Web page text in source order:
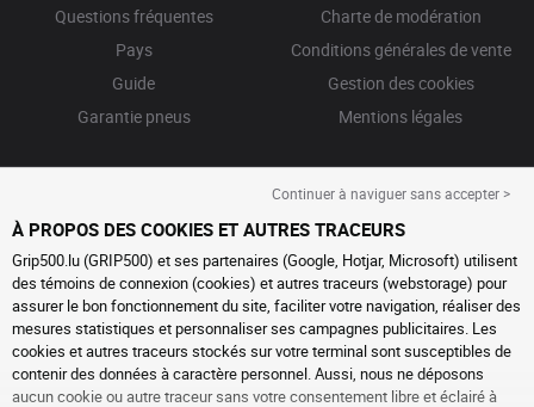
Questions fréquentes
Pays
Guide
Garantie pneus
Charte de modération
Conditions générales de vente
Gestion des cookies
Mentions légales
Continuer à naviguer sans accepter >
À PROPOS DES COOKIES ET AUTRES TRACEURS
Grip500.lu (GRIP500) et ses partenaires (Google, Hotjar, Microsoft) utilisent
des témoins de connexion (cookies) et autres traceurs (webstorage) pour
assurer le bon fonctionnement du site, faciliter votre navigation, réaliser des
mesures statistiques et personnaliser ses campagnes publicitaires. Les
cookies et autres traceurs stockés sur votre terminal sont susceptibles de
contenir des données à caractère personnel. Aussi, nous ne déposons
aucun cookie ou autre traceur sans votre consentement libre et éclairé à